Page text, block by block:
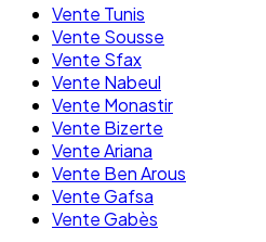
Vente Tunis
Vente Sousse
Vente Sfax
Vente Nabeul
Vente Monastir
Vente Bizerte
Vente Ariana
Vente Ben Arous
Vente Gafsa
Vente Gabès